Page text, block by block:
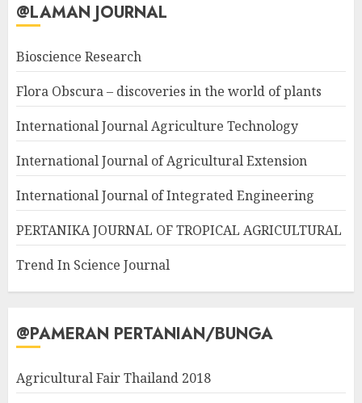
@LAMAN JOURNAL
Bioscience Research
Flora Obscura – discoveries in the world of plants
International Journal Agriculture Technology
International Journal of Agricultural Extension
International Journal of Integrated Engineering
PERTANIKA JOURNAL OF TROPICAL AGRICULTURAL
Trend In Science Journal
@PAMERAN PERTANIAN/BUNGA
Agricultural Fair Thailand 2018